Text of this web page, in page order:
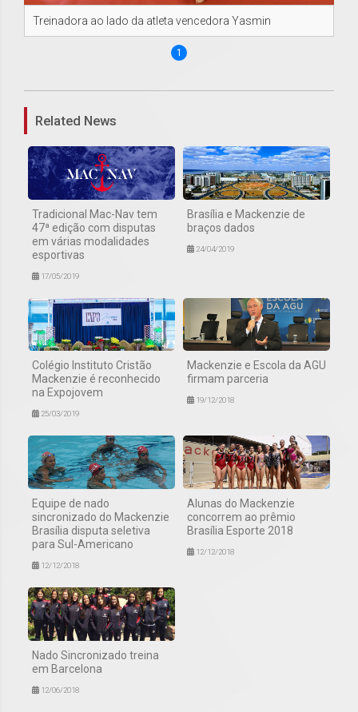
Treinadora ao lado da atleta vencedora Yasmin
1
Related News
Tradicional Mac-Nav tem
47ª edição com disputas
em várias modalidades
esportivas
17/05/2019
Brasília e Mackenzie de
braços dados
24/04/2019
Colégio Instituto Cristão
Mackenzie é reconhecido
na Expojovem
25/03/2019
Mackenzie e Escola da AGU
firmam parceria
19/12/2018
Equipe de nado
sincronizado do Mackenzie
Brasília disputa seletiva
para Sul-Americano
12/12/2018
Alunas do Mackenzie
concorrem ao prêmio
Brasília Esporte 2018
12/12/2018
Nado Sincronizado treina
em Barcelona
12/06/2018